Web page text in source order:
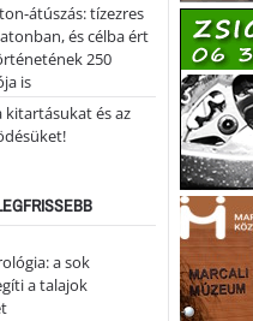
átúszás: tízezres
és célba ért
250
is
kitartásukat és az
a sok
a talajok